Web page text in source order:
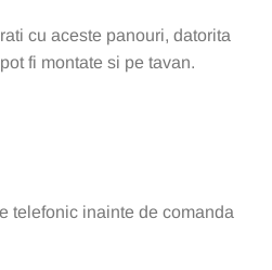
cu aceste panouri, datorita
fi montate si pe tavan.
telefonic inainte de comanda